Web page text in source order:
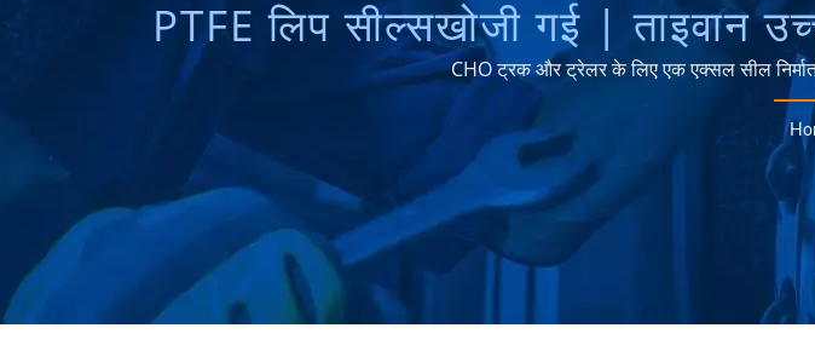
PTFE लिप सील्सखोजी गई | ताइवान उच्च गुणवत्ता वाले AXLE सील और तेल सील
CHO ट्रक और ट्रेलर के लिए एक एक्सल सील